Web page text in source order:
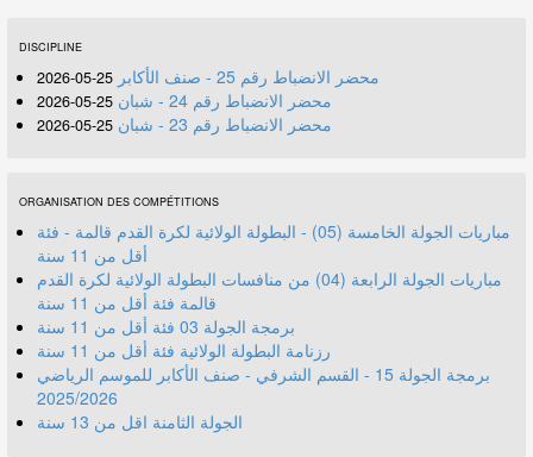
DISCIPLINE
محضر الانضباط رقم 25 - صنف الأكابر 25-05-2026
محضر الانضباط رقم 24 - شبان 25-05-2026
محضر الانضباط رقم 23 - شبان 25-05-2026
ORGANISATION DES COMPÉTITIONS
مباريات الجولة الخامسة (05) - البطولة الولائية لكرة القدم قالمة - فئة
أقل من 11 سنة
مباريات الجولة الرابعة (04) من منافسات البطولة الولائية لكرة القدم
قالمة فئة أقل من 11 سنة
برمجة الجولة 03 فئة أقل من 11 سنة
رزنامة البطولة الولائية فئة أقل من 11 سنة
برمجة الجولة 15 - القسم الشرفي - صنف الأكابر للموسم الرياضي
2025/2026
الجولة الثامنة اقل من 13 سنة